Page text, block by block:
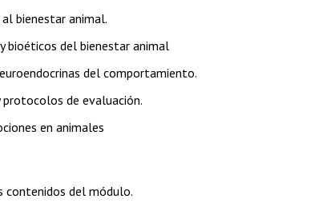
bienestar animal.
bioéticos del bienestar animal
del comportamiento.
protocolos de evaluación.
en animales
contenidos del módulo.